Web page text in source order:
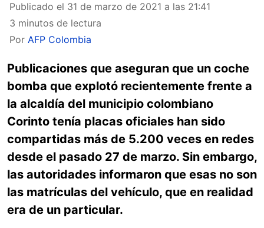
Publicado el 31 de marzo de 2021 a las 21:41
3 minutos de lectura
Por AFP Colombia
Publicaciones que aseguran que un coche
bomba que explotó recientemente frente a
la alcaldía del municipio colombiano
Corinto tenía placas oficiales han sido
compartidas más de 5.200 veces en redes
desde el pasado 27 de marzo. Sin embargo,
las autoridades informaron que esas no son
las matrículas del vehículo, que en realidad
era de un particular.